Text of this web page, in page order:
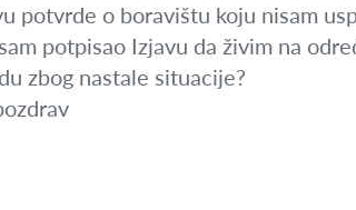
potvrde o boravištu koju nisam
potpisao Izjavu da živim na
zbog nastale situacije?